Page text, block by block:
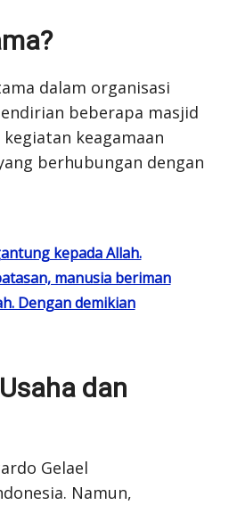
dalam organisasi
beberapa masjid
keagamaan
berhubungan dengan
kepada Allah.
manusia beriman
Dengan demikian
dan
Gelael
Namun,